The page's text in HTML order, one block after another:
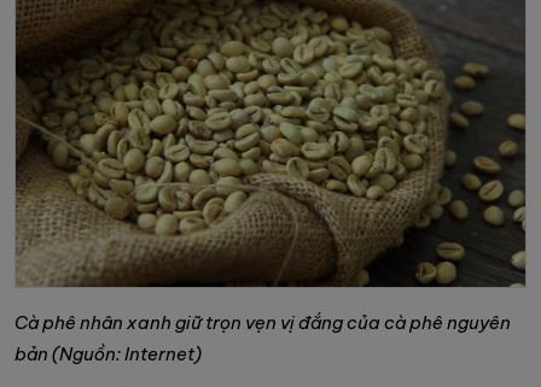
Cà phê nhân xanh giữ trọn vẹn vị đắng của cà phê nguyên
bản (Nguồn: Internet)